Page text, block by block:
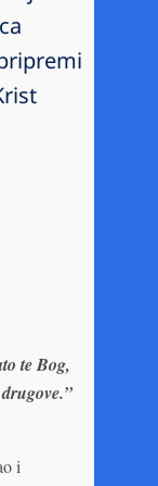
te Bog,
i